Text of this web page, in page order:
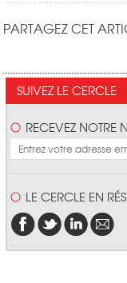
PARTAGEZ CET
SUIVEZ LE CERCLE
RECEVEZ NOTRE
LE CERCLE EN